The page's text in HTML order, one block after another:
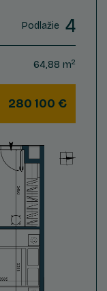
Podlažie 4
64,88 m2
280 100 €